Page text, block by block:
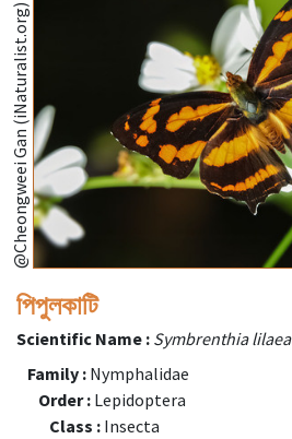
@Cheongweei Gan (iNaturalist.org)
পিপুলকাটি
Scientific Name : Symbrenthia lilaea
Family : Nymphalidae
Order : Lepidoptera
Class : Insecta